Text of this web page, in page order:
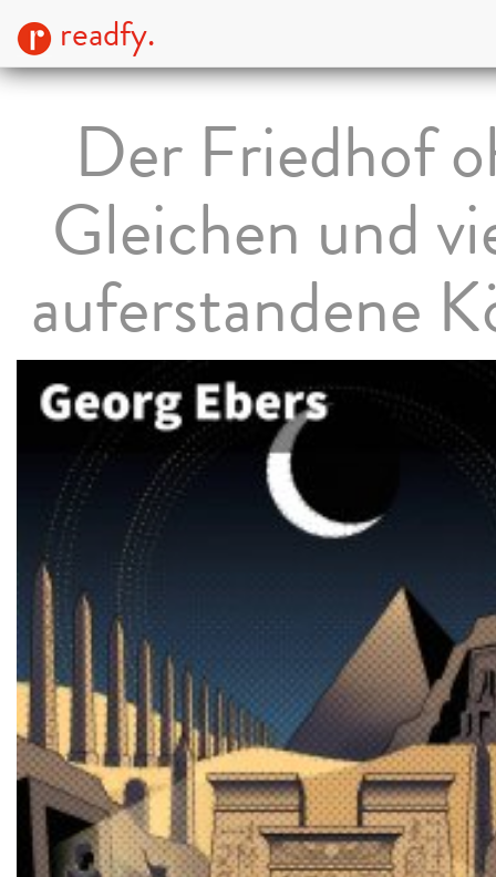
readfy.
Der Friedhof
Gleichen und
auferstandene